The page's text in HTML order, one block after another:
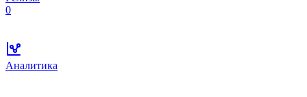
0
Аналитика